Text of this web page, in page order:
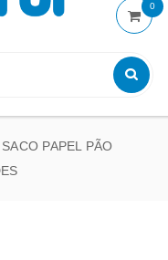
0
SACO PAPEL PÃO